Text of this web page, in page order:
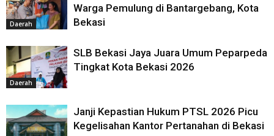
Daerah
Warga Pemulung di Bantargebang, Kota
Bekasi
Daerah
SLB Bekasi Jaya Juara Umum Peparpeda
Tingkat Kota Bekasi 2026
Janji Kepastian Hukum PTSL 2026 Picu
Kegelisahan Kantor Pertanahan di Bekasi